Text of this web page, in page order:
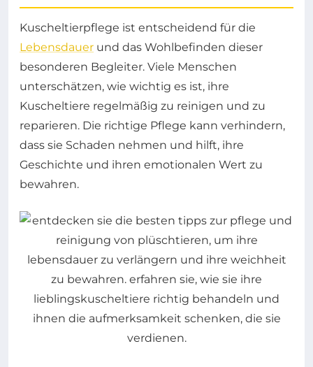
Kuscheltierpflege ist entscheidend für die
Lebensdauer und das Wohlbefinden dieser
besonderen Begleiter. Viele Menschen
unterschätzen, wie wichtig es ist, ihre
Kuscheltiere regelmäßig zu reinigen und zu
reparieren. Die richtige Pflege kann verhindern,
dass sie Schaden nehmen und hilft, ihre
Geschichte und ihren emotionalen Wert zu
bewahren.